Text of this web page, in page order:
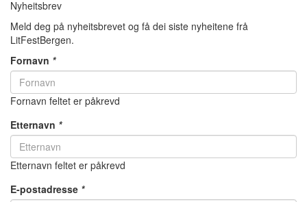
Nyheitsbrev
Meld deg på nyheitsbrevet og få dei siste nyheitene frå
LitFestBergen.
Fornavn *
Fornavn feltet er påkrevd
Etternavn *
Etternavn feltet er påkrevd
E-postadresse *